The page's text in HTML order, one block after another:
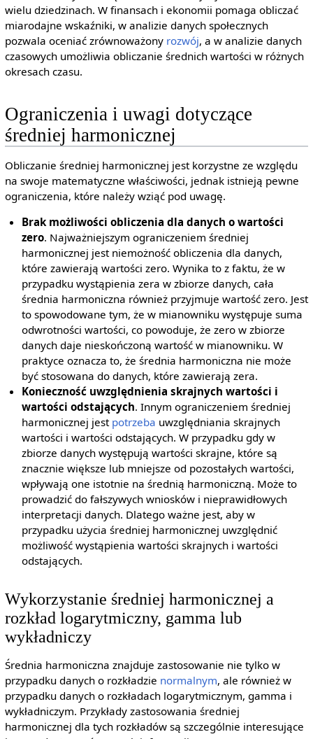
wielu dziedzinach. W finansach i ekonomii pomaga obliczać
miarodajne wskaźniki, w analizie danych społecznych
pozwala oceniać zrównoważony rozwój, a w analizie danych
czasowych umożliwia obliczanie średnich wartości w różnych
okresach czasu.
Ograniczenia i uwagi dotyczące
średniej harmonicznej
Obliczanie średniej harmonicznej jest korzystne ze względu
na swoje matematyczne właściwości, jednak istnieją pewne
ograniczenia, które należy wziąć pod uwagę.
Brak możliwości obliczenia dla danych o wartości
zero. Najważniejszym ograniczeniem średniej
harmonicznej jest niemożność obliczenia dla danych,
które zawierają wartości zero. Wynika to z faktu, że w
przypadku wystąpienia zera w zbiorze danych, cała
średnia harmoniczna również przyjmuje wartość zero. Jest
to spowodowane tym, że w mianowniku występuje suma
odwrotności wartości, co powoduje, że zero w zbiorze
danych daje nieskończoną wartość w mianowniku. W
praktyce oznacza to, że średnia harmoniczna nie może
być stosowana do danych, które zawierają zera.
Konieczność uwzględnienia skrajnych wartości i
wartości odstających. Innym ograniczeniem średniej
harmonicznej jest potrzeba uwzględniania skrajnych
wartości i wartości odstających. W przypadku gdy w
zbiorze danych występują wartości skrajne, które są
znacznie większe lub mniejsze od pozostałych wartości,
wpływają one istotnie na średnią harmoniczną. Może to
prowadzić do fałszywych wniosków i nieprawidłowych
interpretacji danych. Dlatego ważne jest, aby w
przypadku użycia średniej harmonicznej uwzględnić
możliwość wystąpienia wartości skrajnych i wartości
odstających.
Wykorzystanie średniej harmonicznej a
rozkład logarytmiczny, gamma lub
wykładniczy
Średnia harmoniczna znajduje zastosowanie nie tylko w
przypadku danych o rozkładzie normalnym, ale również w
przypadku danych o rozkładach logarytmicznym, gamma i
wykładniczym. Przykłady zastosowania średniej
harmonicznej dla tych rozkładów są szczególnie interesujące